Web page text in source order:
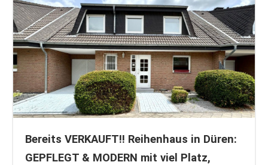
Bereits VERKAUFT!! Reihenhaus in Düren:
GEPFLEGT & MODERN mit viel Platz,